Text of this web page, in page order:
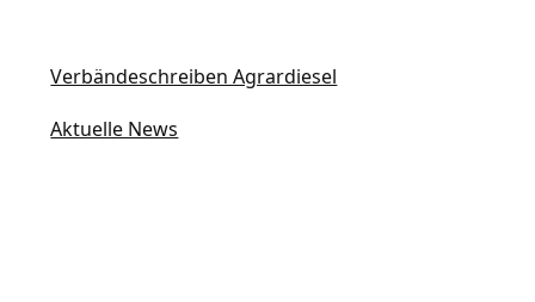
Verbändeschreiben Agrardiesel
Aktuelle News